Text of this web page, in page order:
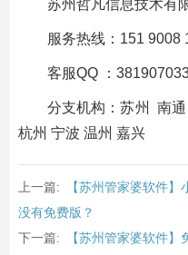
苏州哲凡信息技术有
服务热线：151 9008
客服QQ ：
分支机构：苏州 南
杭州 宁波 温州 嘉兴
上一篇:
【苏州管家婆软件
没有免费版？
下一篇:
【苏州管家婆软件